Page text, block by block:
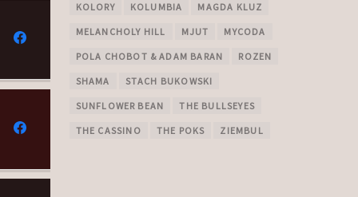
KOLORY KOLUMBIA MAGDA KLUZ
MELANCHOLY HILL MJUT MYCODA
POLA CHOBOT & ADAM BARAN ROZEN
SHAMA STACH BUKOWSKI
SUNFLOWER BEAN THE BULLSEYES
THE CASSINO THE POKS ZIEMBUL